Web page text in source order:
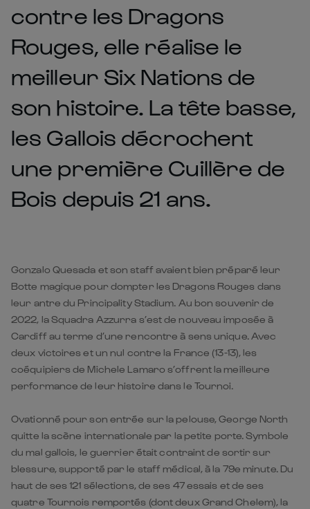
contre les Dragons
Rouges, elle réalise le
meilleur Six Nations de
son histoire. La tête basse,
les Gallois décrochent
une première Cuillère de
Bois depuis 21 ans.
Gonzalo Quesada et son staff avaient bien préparé leur
Botte magique pour dompter les Dragons Rouges dans
leur antre du Principality Stadium. Au bon souvenir de
2022, la Squadra Azzurra s’est de nouveau imposée à
Cardiff au terme d’une rencontre à sens unique. Avec
deux victoires et un nul contre la France (13-13), les
coéquipiers de Michele Lamaro s’offrent la meilleure
performance de leur histoire dans le Tournoi.
Ovationné pour son entrée sur la pelouse, George North
quitte la scène internationale par la petite porte. Symbole
du mal gallois, le guerrier était contraint de sortir sur
blessure, supporté par le staff médical, à la 79e minute. Du
haut de ses 121 sélections, de ses 47 essais et de ses
quatre Tournois remportés (dont deux Grand Chelem), la